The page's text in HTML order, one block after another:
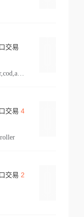
交易
vehicle,pl 2,arts,home decor,cod,amusement ride,sea
交易 4
交易 2